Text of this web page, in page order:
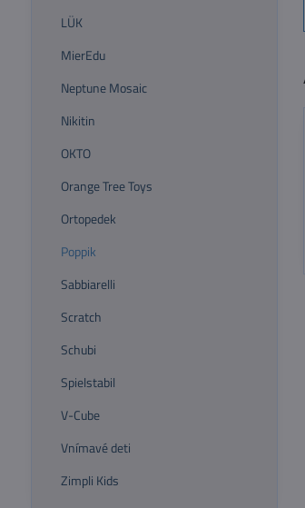
LÜK
MierEdu
Neptune Mosaic
Nikitin
OKTO
Orange Tree Toys
Ortopedek
Poppik
Sabbiarelli
Scratch
Schubi
Spielstabil
V-Cube
Vnímavé deti
Zimpli Kids